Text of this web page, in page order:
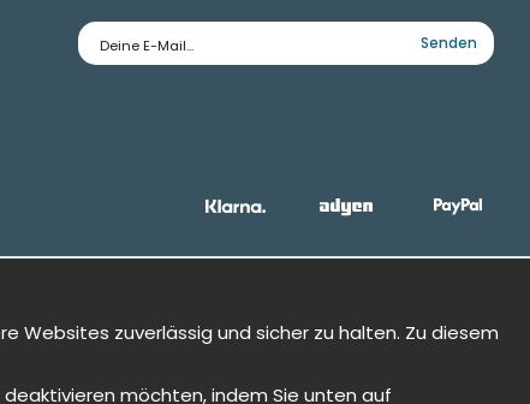
E-
Mailadresse
Senden
Websites zuverlässig und sicher zu halten. Zu diesem
deaktivieren möchten, indem Sie unten auf